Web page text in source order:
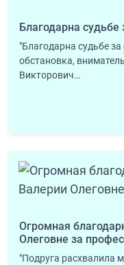
Благодарна
"Благодарна судьбе
обстановка,
Викторович…
Огромная
Олеговне за
"Подруга расхвалила